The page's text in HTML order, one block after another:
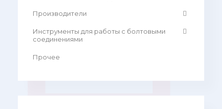
Производители
Инструменты для работы с болтовыми
соединениями
Прочее